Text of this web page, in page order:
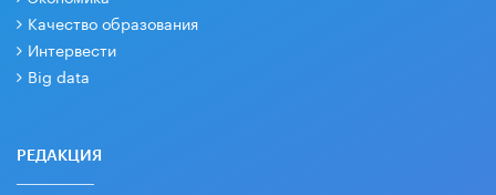
Качество образования
Интервести
Big data
РЕДАКЦИЯ